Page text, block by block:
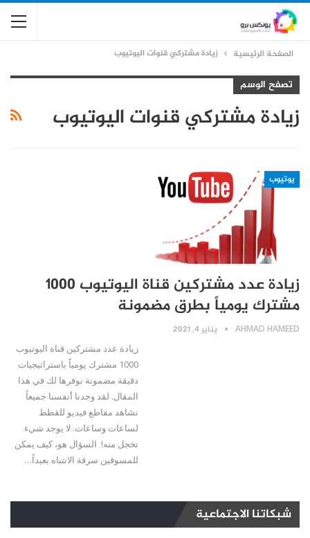
الصفحة الرئيسية زيادة مشتركي قنوات اليوتيوب
تصفح الوسم
زيادة مشتركي قنوات اليوتيوب
يوتيوب
زيادة عدد مشتركين قناة اليوتيوب 1000
مشترك يومياً بطرق مضمونة
AHMAD HAMEED يناير 4, 2021
زيادة عدد مشتركين قناة اليوتيوب
1000 مشترك يومياً باستراتيجيات
دقيقة مضمونة نوفرها لك في هذا
المقال. لقد وجدنا أنفسنا جميعاً
نشاهد مقاطع فيديو للقطط
لساعات وساعات. لا يوجد شيء
تخجل منه! السؤال هو، كيف يمكن
للمسوقين سرقة الانتباه بعيداً…
شبكاتنا الاجتماعية